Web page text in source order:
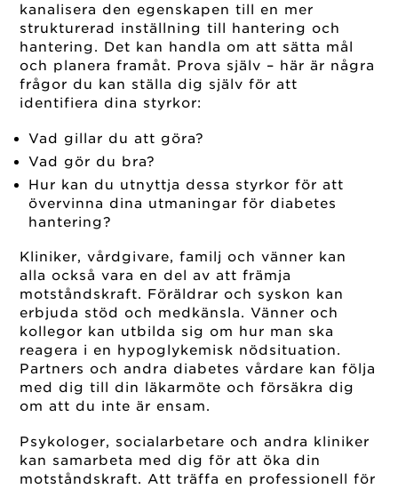
kanalisera den egenskapen till en mer
strukturerad inställning till hantering och
hantering. Det kan handla om att sätta mål
och planera framåt. Prova själv – här är några
frågor du kan ställa dig själv för att
identifiera dina styrkor:
Vad gillar du att göra?
Vad gör du bra?
Hur kan du utnyttja dessa styrkor för att
övervinna dina utmaningar för diabetes
hantering?
Kliniker, vårdgivare, familj och vänner kan
alla också vara en del av att främja
motståndskraft. Föräldrar och syskon kan
erbjuda stöd och medkänsla. Vänner och
kollegor kan utbilda sig om hur man ska
reagera i en hypoglykemisk nödsituation.
Partners och andra diabetes vårdare kan följa
med dig till din läkarmöte och försäkra dig
om att du inte är ensam.
Psykologer, socialarbetare och andra kliniker
kan samarbeta med dig för att öka din
motståndskraft. Att träffa en professionell för